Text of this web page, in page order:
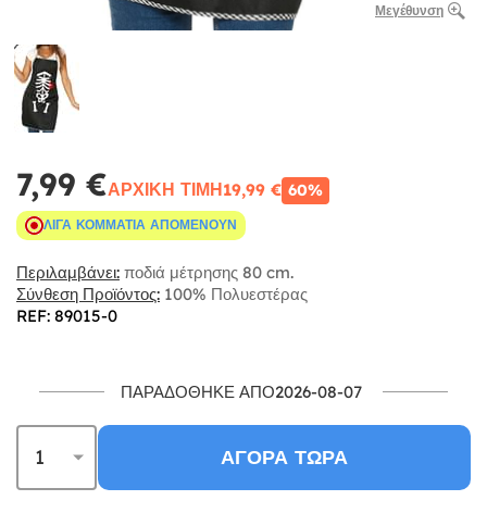
Μεγέθυνση
7,99 €ΑΡΧΙΚΉ ΤΙΜΉ19,99 € 60%
ΛΊΓΑ ΚΟΜΜΆΤΙΑ ΑΠΟΜΈΝΟΥΝ
Περιλαμβάνει: ποδιά μέτρησης 80 cm.
Σύνθεση Προϊόντος: 100% Πολυεστέρας
REF: 89015-0
ΠΑΡΑΔΌΘΗΚΕ ΑΠΌ2026-08-07
ΑΓΟΡΆ ΤΏΡΑ